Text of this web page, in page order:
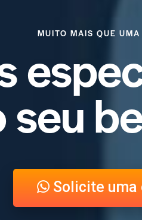
MUITO MAIS QUE
espe
seub
Solicite uma